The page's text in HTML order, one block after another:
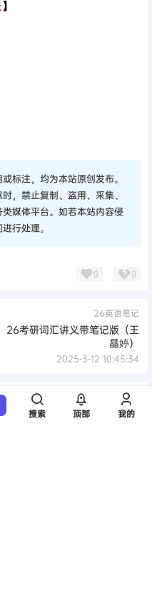
】
标注，均为本站原创发布。
，禁止复制、盗用、采集、
媒体平台。如若本站内容侵
行处理。
0 0
26英语笔记
26考研词汇讲义带笔记版（王
晶婷）
2025-3-12 10:45:34
搜索 顶部 我的